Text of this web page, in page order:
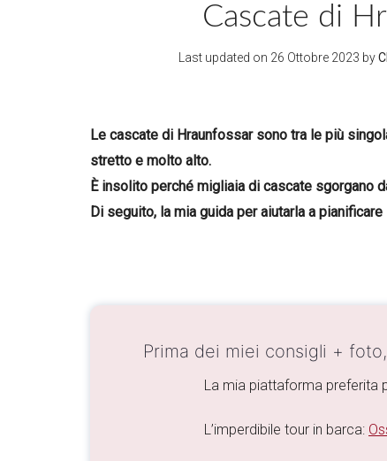
Cascate di
Last updated on 26 Ottobre 2023 by
Le cascate di Hraunfossar sono tra le più
stretto e molto alto.
È insolito perché migliaia di cascate sgorgano
Di seguito, la mia guida per aiutarla a
Prima dei miei consigli +
La mia piattaforma preferita
L’imperdibile tour in barca: